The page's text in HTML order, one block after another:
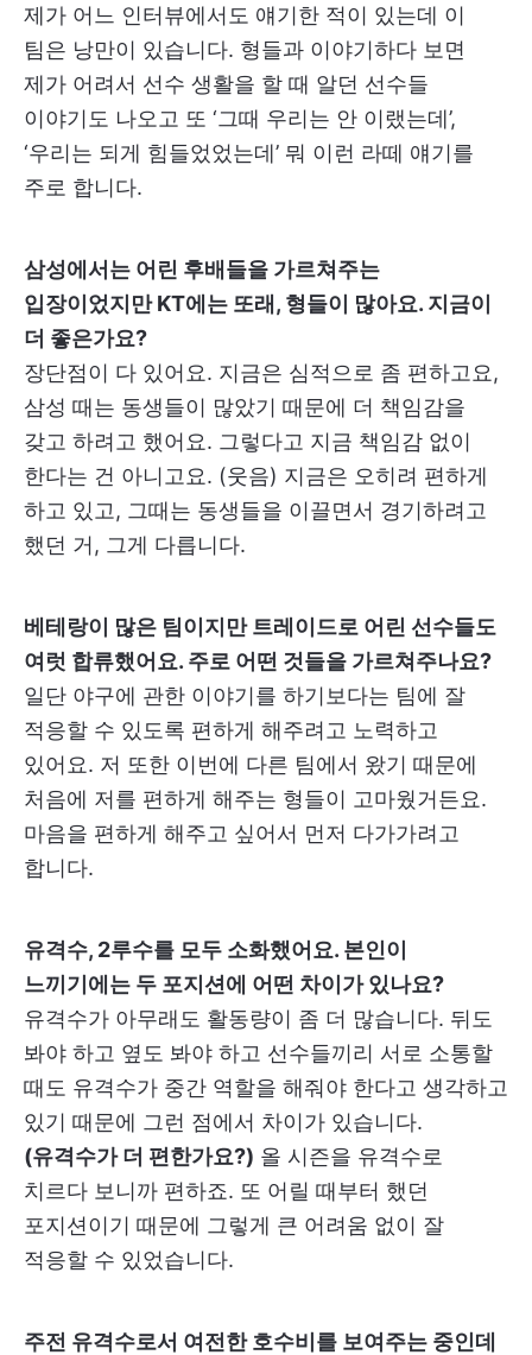
제가 어느 인터뷰에서도 얘기한 적이 있는데 이
팀은 낭만이 있습니다. 형들과 이야기하다 보면
제가 어려서 선수 생활을 할 때 알던 선수들
이야기도 나오고 또 ‘그때 우리는 안 이랬는데’,
‘우리는 되게 힘들었었는데’ 뭐 이런 라떼 얘기를
주로 합니다.
삼성에서는 어린 후배들을 가르쳐주는
입장이었지만 KT에는 또래, 형들이 많아요. 지금이
더 좋은가요?
장단점이 다 있어요. 지금은 심적으로 좀 편하고요,
삼성 때는 동생들이 많았기 때문에 더 책임감을
갖고 하려고 했어요. 그렇다고 지금 책임감 없이
한다는 건 아니고요. (웃음) 지금은 오히려 편하게
하고 있고, 그때는 동생들을 이끌면서 경기하려고
했던 거, 그게 다릅니다.
베테랑이 많은 팀이지만 트레이드로 어린 선수들도
여럿 합류했어요. 주로 어떤 것들을 가르쳐주나요?
일단 야구에 관한 이야기를 하기보다는 팀에 잘
적응할 수 있도록 편하게 해주려고 노력하고
있어요. 저 또한 이번에 다른 팀에서 왔기 때문에
처음에 저를 편하게 해주는 형들이 고마웠거든요.
마음을 편하게 해주고 싶어서 먼저 다가가려고
합니다.
유격수, 2루수를 모두 소화했어요. 본인이
느끼기에는 두 포지션에 어떤 차이가 있나요?
유격수가 아무래도 활동량이 좀 더 많습니다. 뒤도
봐야 하고 옆도 봐야 하고 선수들끼리 서로 소통할
때도 유격수가 중간 역할을 해줘야 한다고 생각하고
있기 때문에 그런 점에서 차이가 있습니다.
(유격수가 더 편한가요?) 올 시즌을 유격수로
치르다 보니까 편하죠. 또 어릴 때부터 했던
포지션이기 때문에 그렇게 큰 어려움 없이 잘
적응할 수 있었습니다.
주전 유격수로서 여전한 호수비를 보여주는 중인데